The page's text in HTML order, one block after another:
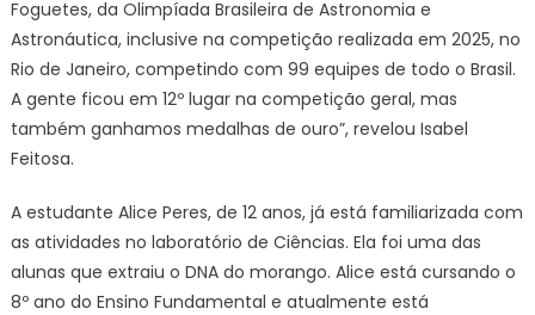
Foguetes, da Olimpíada Brasileira de Astronomia e
Astronáutica, inclusive na competição realizada em 2025, no
Rio de Janeiro, competindo com 99 equipes de todo o Brasil.
A gente ficou em 12º lugar na competição geral, mas
também ganhamos medalhas de ouro”, revelou Isabel
Feitosa.
A estudante Alice Peres, de 12 anos, já está familiarizada com
as atividades no laboratório de Ciências. Ela foi uma das
alunas que extraiu o DNA do morango. Alice está cursando o
8º ano do Ensino Fundamental e atualmente está